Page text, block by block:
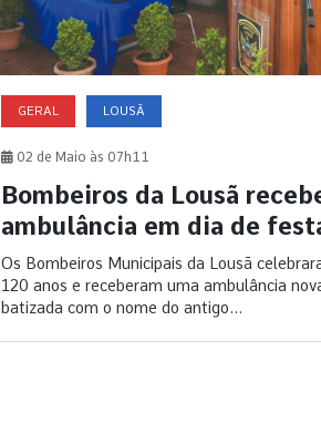
GERAL LOUSÃ
02 de Maio às 07h11
Bombeiros da Lousã
ambulância em dia de
Os Bombeiros Municipais da Lousã
120 anos e receberam uma ambulância
batizada com o nome do antigo...